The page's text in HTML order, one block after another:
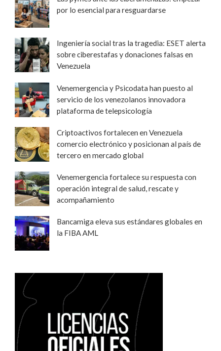
por lo esencial para resguardarse
Ingeniería social tras la tragedia: ESET alerta
sobre ciberestafas y donaciones falsas en
Venezuela
Venemergencia y Psicodata han puesto al
servicio de los venezolanos innovadora
plataforma de telepsicología
Criptoactivos fortalecen en Venezuela
comercio electrónico y posicionan al país de
tercero en mercado global
Venemergencia fortalece su respuesta con
operación integral de salud, rescate y
acompañamiento
Bancamiga eleva sus estándares globales en
la FIBA AML